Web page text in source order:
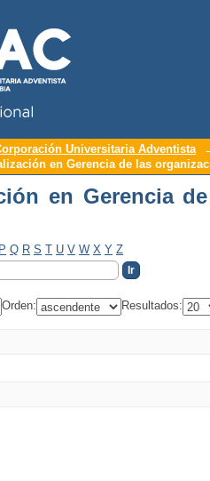
en Gerencia de
Universitaria Adventista
en Gerencia de las
en Gerencia
P Q R S T U V W X Y Z
Orden: Resultados: